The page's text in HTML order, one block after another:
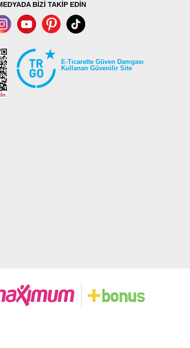
BİZİ TAKİP EDİN
E-Ticarette Güven Damgası
Kullanan Güvenilir Site